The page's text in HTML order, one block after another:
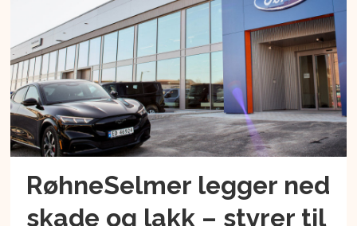
RøhneSelmer legger ned
skade og lakk – styrer til